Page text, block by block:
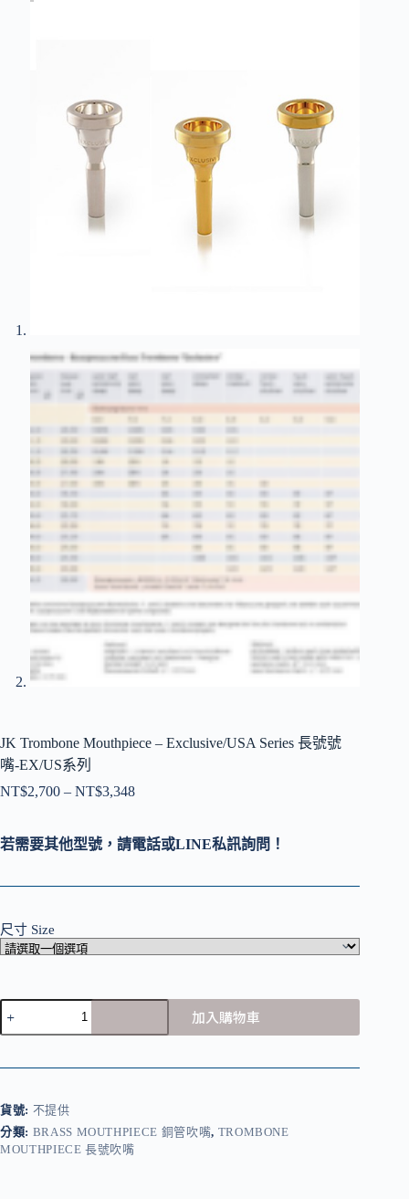
JK Trombone Mouthpiece – Exclusive/USA Series 長號號
嘴-EX/US系列
NT$2,700 – NT$3,348價
範
若需要其他型號，請電話或LINE私訊詢問！
尺寸 Size
JK
Trombone
Mouthpiece
Exclusive/USA
長
號
加入購物車
貨號: 不提供
分類: BRASS MOUTHPIECE 銅管吹嘴, TROMBONE
MOUTHPIECE 長號吹嘴